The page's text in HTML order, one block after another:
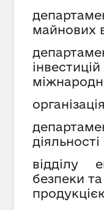
майнових
діяльності
відділу
безпеки